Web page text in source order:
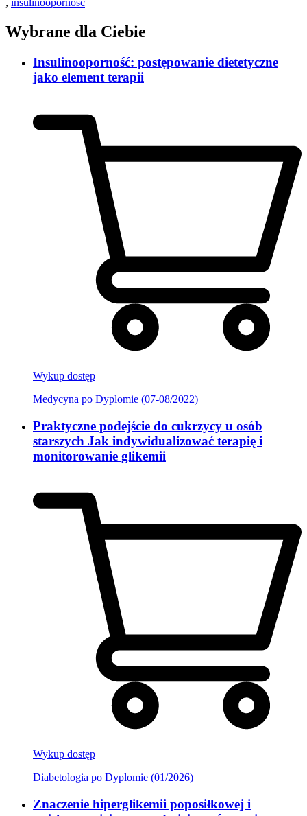
, insulinooporność
Wybrane dla Ciebie
Insulinooporność: postępowanie dietetyczne
jako element terapii
Wykup dostęp
Medycyna po Dyplomie (07-08/2022)
Praktyczne podejście do cukrzycy u osób
starszych Jak indywidualizować terapię i
monitorowanie glikemii
Wykup dostęp
Diabetologia po Dyplomie (01/2026)
Znaczenie hiperglikemii poposiłkowej i